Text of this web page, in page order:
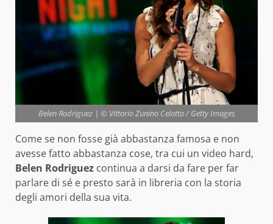
Belen Rodriguez | © Vittorio Zunino Celotto / Getty Images
Come se non fosse già abbastanza famosa e non
avesse fatto abbastanza cose, tra cui un video hard,
Belen Rodriguez continua a darsi da fare per far
parlare di sé e presto sarà in libreria con la storia
degli amori della sua vita.